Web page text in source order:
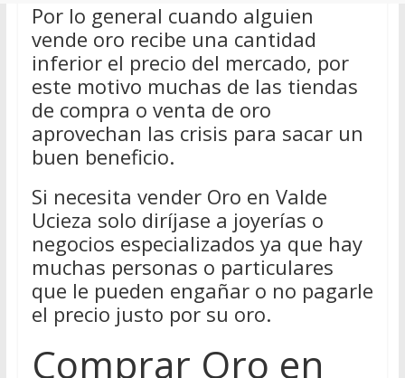
Por lo general cuando alguien
vende oro recibe una cantidad
inferior el precio del mercado, por
este motivo muchas de las tiendas
de compra o venta de oro
aprovechan las crisis para sacar un
buen beneficio.
Si necesita vender Oro en Valde
Ucieza solo diríjase a joyerías o
negocios especializados ya que hay
muchas personas o particulares
que le pueden engañar o no pagarle
el precio justo por su oro.
Comprar Oro en